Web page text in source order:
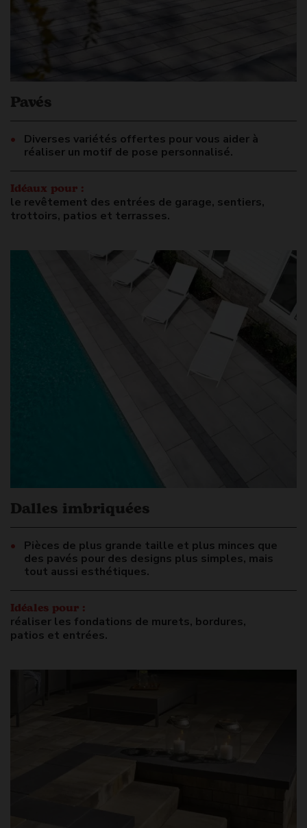
Pavés
Diverses variétés offertes pour vous aider à
réaliser un motif de pose personnalisé.
Idéaux pour :
le revêtement des entrées de garage, sentiers,
trottoirs, patios et terrasses.
Dalles imbriquées
Pièces de plus grande taille et plus minces que
des pavés pour des designs plus simples, mais
tout aussi esthétiques.
Idéales pour :
réaliser les fondations de murets, bordures,
patios et entrées.